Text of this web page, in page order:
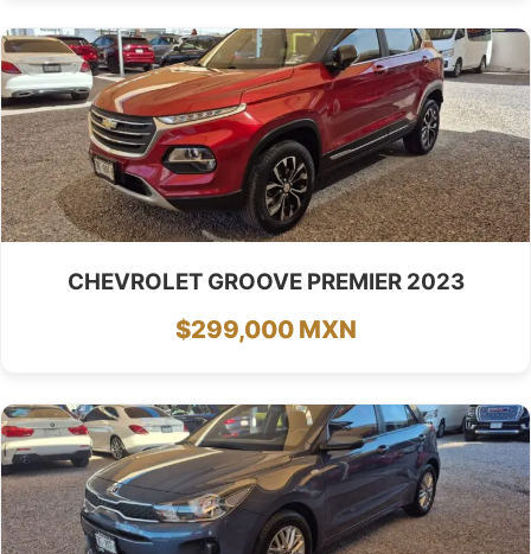
CHEVROLET GROOVE PREMIER 2023
$299,000 MXN